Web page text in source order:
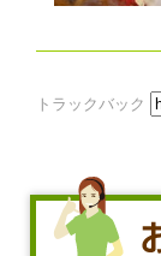
トラックバック